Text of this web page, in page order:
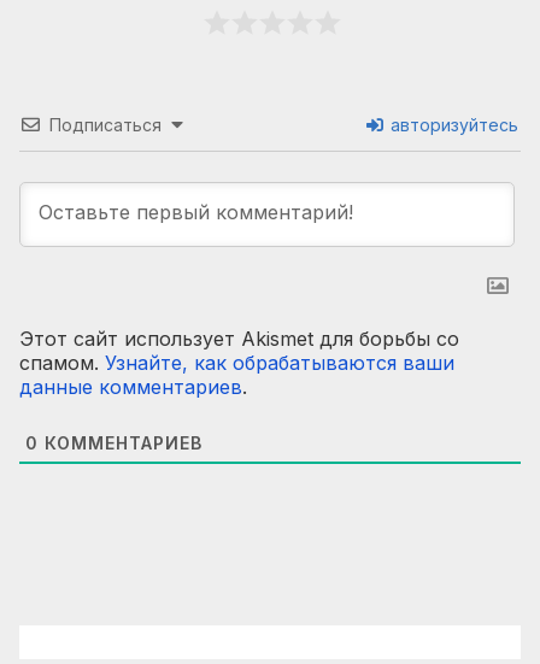
Подписаться авторизуйтесь
Этот сайт использует Akismet для борьбы со
спамом. Узнайте, как обрабатываются ваши
данные комментариев.
0 КОММЕНТАРИЕВ